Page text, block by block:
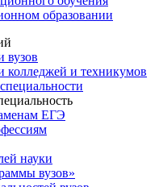
образовании
вузов
колледжей и техникумов
ЕГЭ
науки
вузов»